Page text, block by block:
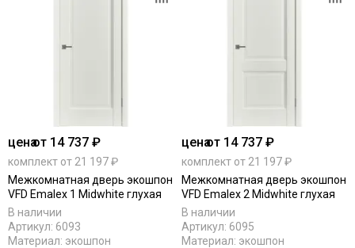
ценаот 14 737 ₽
комплект от 21 197 ₽
Межкомнатная дверь экошпон
VFD Emalex 1 Midwhite глухая
В наличии
Артикул: 6093
Материал: экошпон
ценаот 14 737 ₽
комплект от 21 197 ₽
Межкомнатная дверь экошпон
VFD Emalex 2 Midwhite глухая
В наличии
Артикул: 6095
Материал: экошпон